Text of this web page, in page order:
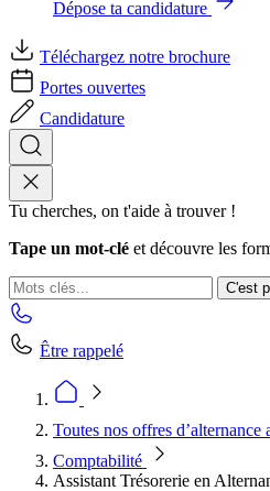
Dépose ta candidature
Téléchargez notre brochure
Portes ouvertes
Candidature
Tu cherches, on t'aide à trouver !
Tape un mot-clé et découvre les
C'est
Être rappelé
Toutes nos offres
Comptabilité
Assistant Trésorerie en